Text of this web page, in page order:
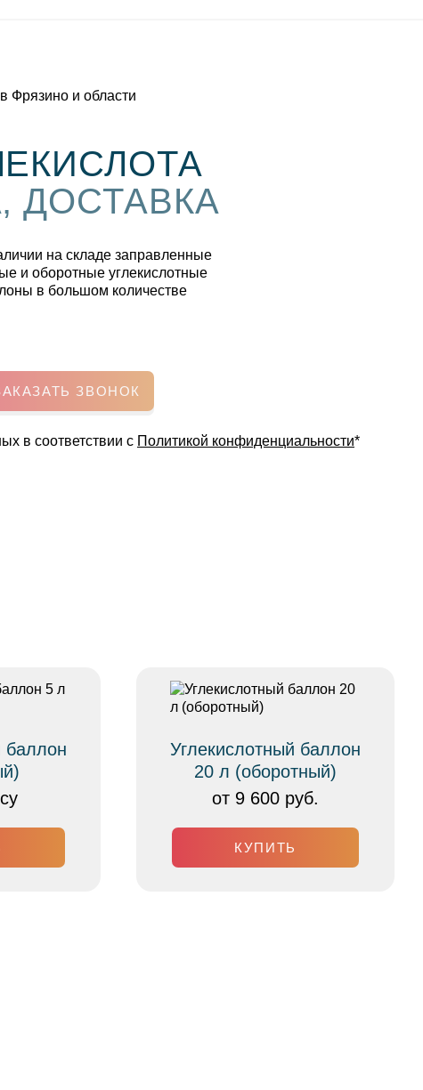
Фрязино и области
ДОСТАВКА
на складе заправленные
и оборотные углекислотные
в большом количестве
ЗВОНОК
в соответствии с Политикой конфиденциальности*
баллон
Углекислотный баллон
20 л (оборотный)
от 9 600 руб.
КУПИТЬ